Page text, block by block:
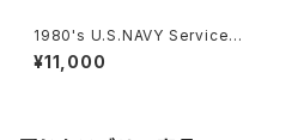
1980's U.S.NAVY Service S
hoes サービスシューズ
¥11,000